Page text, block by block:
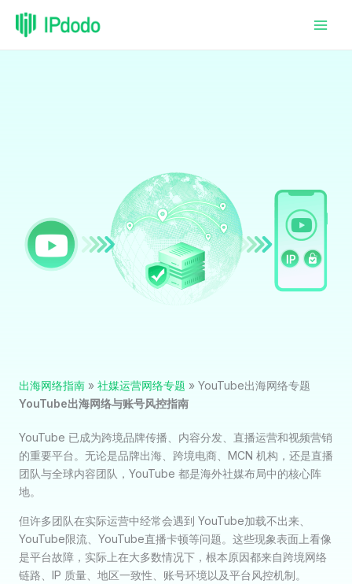
出海网络指南 » 社媒运营网络专题 » YouTube出海网络专题
YouTube出海网络与账号风控指南
YouTube 已成为跨境品牌传播、内容分发、直播运营和视频营销
的重要平台。无论是品牌出海、跨境电商、MCN 机构，还是直播
团队与全球内容团队，YouTube 都是海外社媒布局中的核心阵
地。
但许多团队在实际运营中经常会遇到 YouTube加载不出来、
YouTube限流、YouTube直播卡顿等问题。这些现象表面上看像
是平台故障，实际上在大多数情况下，根本原因都来自跨境网络
链路、IP 质量、地区一致性、账号环境以及平台风控机制。